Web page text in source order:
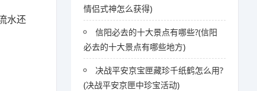
水还
情侣式神怎么获得)
信阳必去的十大景点有哪些?(信阳
必去的十大景点有哪些地方)
决战平安京宝匣藏珍千纸鹤怎么用?
(决战平安京匣中珍宝活动)